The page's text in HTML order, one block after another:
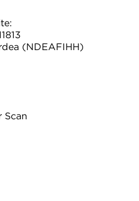
(NDEAFIHH)
Scan